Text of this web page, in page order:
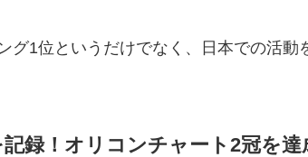
グ1位というだけでなく、日本での活動
録！オリコンチャート2冠を達